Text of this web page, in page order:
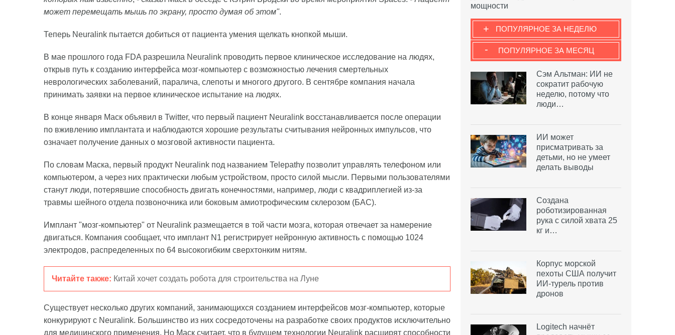
может перемещать мышь по экрану, просто думая об этом".
Теперь Neuralink пытается добиться от пациента умения щелкать кнопкой мыши.
В мае прошлого года FDA разрешила Neuralink проводить первое клиническое исследование на людях,
открыв путь к созданию интерфейса мозг-компьютер с возможностью лечения смертельных
неврологических заболеваний, паралича, слепоты и многого другого. В сентябре компания начала
принимать заявки на первое клиническое испытание на людях.
В конце января Маск объявил в Twitter, что первый пациент Neuralink восстанавливается после операции
по вживлению имплантата и наблюдаются хорошие результаты считывания нейронных импульсов, что
означает получение данных о мозговой активности пациента.
По словам Маска, первый продукт Neuralink под названием Telepathy позволит управлять телефоном или
компьютером, а через них практически любым устройством, просто силой мысли. Первыми пользователями
станут люди, потерявшие способность двигать конечностями, например, люди с квадриплегией из-за
травмы шейного отдела позвоночника или боковым амиотрофическим склерозом (БАС).
Имплант "мозг-компьютер" от Neuralink размещается в той части мозга, которая отвечает за намерение
двигаться. Компания сообщает, что имплант N1 регистрирует нейронную активность с помощью 1024
электродов, распределенных по 64 высокогибким сверхтонким нитям.
Читайте также: Китай хочет создать робота для строительства на Луне
Существует несколько других компаний, занимающихся созданием интерфейсов мозг-компьютер, которые
конкурируют с Neuralink. Большинство из них сосредоточены на разработке своих продуктов исключительно
для медицинского применения. Но Маск считает, что в будущем технологии Neuralink расширят способности
мощности
ПОПУЛЯРНОЕ ЗА НЕДЕЛЮ
+
ПОПУЛЯРНОЕ ЗА МЕСЯЦ
-
Сэм Альтман: ИИ не
сократит рабочую
неделю, потому что
люди…
ИИ может
присматривать за
детьми, но не умеет
делать выводы
Создана
роботизированная
рука с силой хвата 25
кг и…
Корпус морской
пехоты США получит
ИИ-турель против
дронов
Logitech начнёт